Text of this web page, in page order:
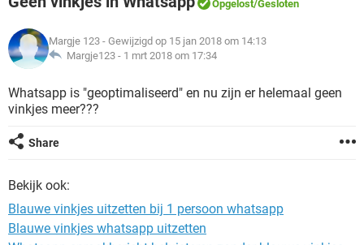
GRATIS SNAPCHAT
TIKTOK
GRATIS SNAPCHAT
TIKTOK
VIDEOBELLEN GAMES
INSTAGRAM
NETFLIX CORONAVIRUS
GRATIS SNAPCHAT
TIKTOK
VIDEOBELLEN GAMES
INSTAGRAM
NETFLIX CORONAVIRUS
ARTIKELEN
VIDEOBELLEN
INSTAGRAM
NETFLIX
TIKTOK
Opgelost/Gesloten
Margje 123 - Gewijzigd op 15 jan 2018 om 14:13
Margje123 - 1 mrt 2018 om 17:34
Whatsapp is "geoptimaliseerd" en nu zijn er helemaal geen
vinkjes meer???
Share
Bekijk ook:
Blauwe vinkjes uitzetten bij 1 persoon whatsapp
Blauwe vinkjes whatsapp uitzetten